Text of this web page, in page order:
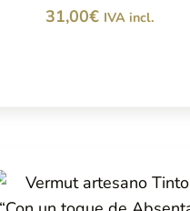
31,00€ IVA incl.